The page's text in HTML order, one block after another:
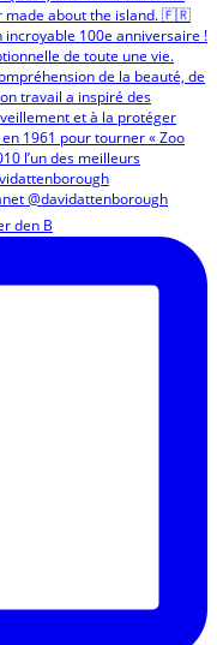
den B